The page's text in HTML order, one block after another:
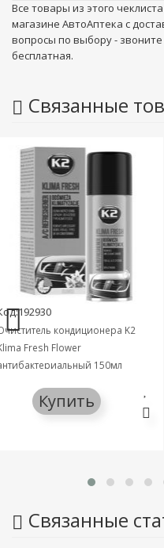
Все товары из этого
магазине АвтоАптека с
вопросы по выбору - звоните
бесплатная.
Связанные
кондиционера K2
Flower
150мл
143₴
Связанные